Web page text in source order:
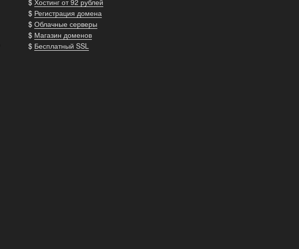
$ Регистрация домена
$ Облачные серверы
$ Магазин доменов
$ Бесплатный SSL